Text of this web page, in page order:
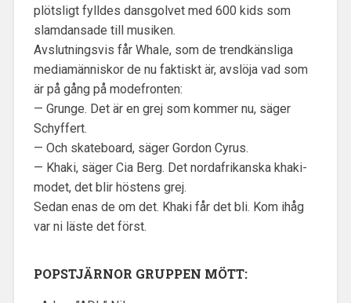
plötsligt fylldes dansgolvet med 600 kids som
slamdansade till musiken.
Avslutningsvis får Whale, som de trendkänsliga
mediamänniskor de nu faktiskt är, avslöja vad som
är på gång på modefronten:
— Grunge. Det är en grej som kommer nu, säger
Schyffert.
— Och skateboard, säger Gordon Cyrus.
— Khaki, säger Cia Berg. Det nordafrikanska khaki-
modet, det blir höstens grej.
Sedan enas de om det. Khaki får det bli. Kom ihåg
var ni läste det först.
POPSTJÄRNOR GRUPPEN MÖTT: